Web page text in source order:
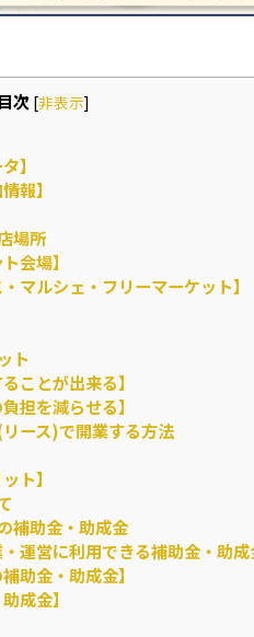
目次 [非表示]
】
報】
場所
会場】
マルシェ・フリーマーケット】
ト
ことが出来る】
担を減らせる】
ース)で開業する方法
ト】
補助金・助成金
運営に利用できる補助金・助成
助金・助成金】
成金】